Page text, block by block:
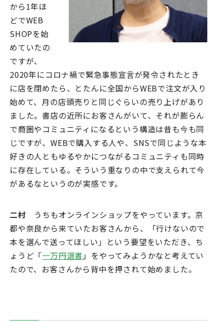
から1年ほ
どでWEB
SHOPを始
めていたの
ですが、
2020年にコロナ禍で緊急事態宣言が発令されたとき
に店を閉めたら、とたんに全国からWEBで注文が入り
始めて、月の店頭売りと同じぐらいの売り上げがあり
ました。書店の近所にお客さんがいて、それが膨らん
で商圏やコミュニティになるという構造は昔も今も同
じですが、WEBで購入する人や、SNSで同じような本
好きの人ともゆるやかにつながるコミュニティも同時
に存在している。そういう重なりの中で支えられて今
があるなというのが実感です。
二村 うちもオンラインショップをやっています。京
都や奈良から来ていたお客さんから、「行けないので
本を選んで送ってほしい」という要望をいただき、ち
ょうど「一万円選書」をやってみようかなと考えてい
たので、お客さんから背中を押されて始めました。